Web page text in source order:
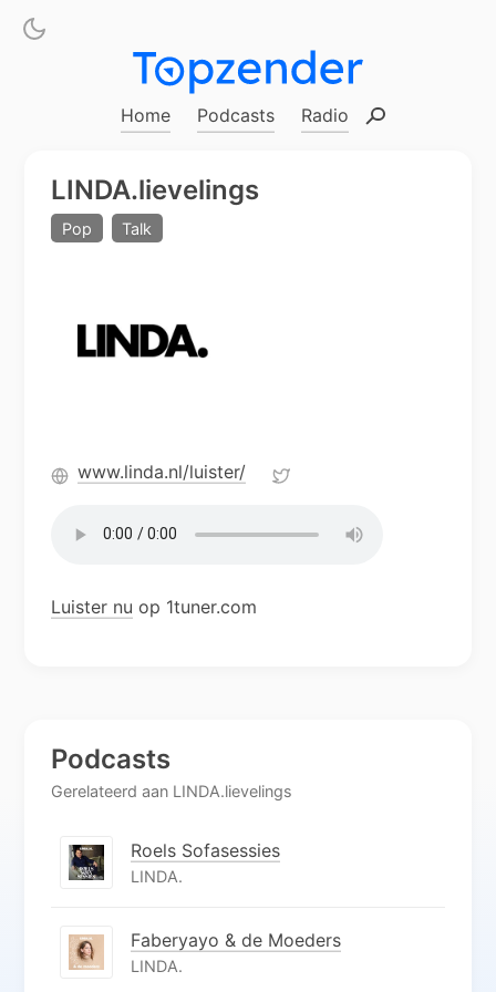
Home Podcasts Radio
LINDA.lievelings
Pop Talk
www.linda.nl/luister/
Luister nu op 1tuner.com
Podcasts
Gerelateerd aan LINDA.lievelings
Roels Sofasessies
LINDA.
Faberyayo & de Moeders
LINDA.